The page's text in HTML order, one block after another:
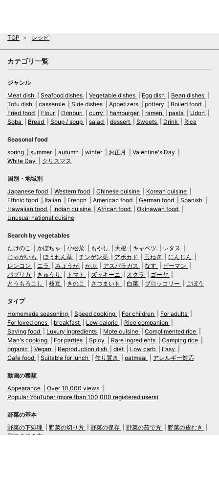
TOP レシピ
カテゴリ一覧
ジャンル
Meat dish
Seafood dishes Vegetable dishes Egg dish
Bean dishes
Tofu dish
casserole Side dishes Appetizers pottery
Boiled food
Fried food
Flour Donburi curry hamburger ramen pasta
Udon
Soba
Bread Soup / soup salad dessert Sweets Drink Rice
Seasonal food
spring
summer autumn winter お正月
Valentine's Day
White Day
クリスマス
国別・地域別
Japanese food
Western food Chinese cuisine
Korean cuisine
Ethnic food
Italian French American food German food
Spanish
Hawaiian food
Indian cuisine African food
Okinawan food
Unusual national cuisine
Search by vegetables
たけのこ
かぼちゃ 小松菜 もやし 大根 キャベツ
レタス
じゃがいも
ほうれん草 チンゲン菜 アボカド 玉ねぎ
にんじん
レンコン
ニラ みょうが かぶ アスパラガス なす
ピーマン
パプリカ
きゅうり トマト ズッキーニ オクラ
ゴーヤ
とうもろこし
枝豆 きのこ さつまいも 白菜 ブロッコリー ごぼう
タイプ
Homemade seasoning
Speed cooking For children
For adults
For loved ones
breakfast Low calorie
Rice companion
Saving food
Luxury ingredients Mote cuisine
Complimented rice
Man's cooking
For parties Spicy Rare ingredients
Camping rice
organic
Vegan Reproduction dish diet Low carb
Easy
Cafe food
Suitable for lunch 作り置き oatmeal アレルギー対応
動画の種類
Appearance
Over 10,000 views
Popular YouTuber (more than 100,000 registered users)
野菜の基本
野菜の下処理
野菜の切り方 野菜の保存 野菜の茹で方
野菜の皮むき
野菜の焼き方